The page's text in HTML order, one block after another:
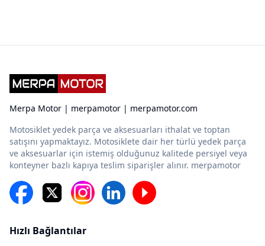
Merpa Motor | merpamotor | merpamotor.com
Motosiklet yedek parça ve aksesuarları ithalat ve toptan
satışını yapmaktayız. Motosiklete dair her türlü yedek parça
ve aksesuarlar için istemiş olduğunuz kalitede persiyel veya
konteyner bazlı kapıya teslim siparişler alınır. merpamotor
Hızlı Bağlantılar